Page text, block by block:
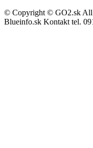
© Copyright © GO2.sk All
Blueinfo.sk Kontakt tel.